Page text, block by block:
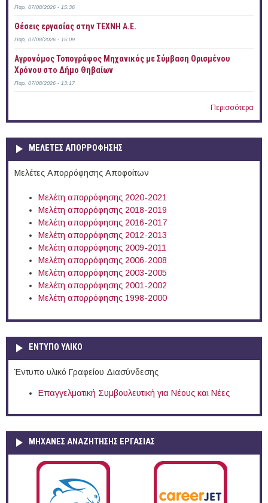
Παρ, 07/08/2026 - 15:36
Θέσεις εργασίας στην ΤΕΧΝΗ Α.Ε.
Παρ, 07/08/2026 - 15:09
Αγρονόμος Τοπογράφος Μηχανικός με Σύμβαση Ορισμένου
Χρόνου στο Δήμο Θηβαίων
Παρ, 07/08/2026 - 13:17
Περισσότερα
ΜΕΛΕΤΕΣ ΑΠΟΡΡΟΦΗΣΗΣ
Μελέτες Απορρόφησης Αποφοίτων
Μελέτη απορρόφησης 2020-2021
Μελέτη απορρόφησης 2018-2019
Μελέτη απορρόφησης 2016-2017
Μελέτη απορρόφησης 2012-2013
Μελέτη απορρόφησης 2009-2011
Μελέτη απορρόφησης 2006-2008
Μελέτη απορρόφησης 2003-2005
Μελέτη απορρόφησης 2001-2002
Μελέτη απορρόφησης 1998-2000
ΕΝΤΥΠΟ ΥΛΙΚΟ
Έντυπο υλικό Γραφείου Διασύνδεσης
Επαγγελματική Συμβουλευτική για Νέους και Νέες
ΜΗΧΑΝΕΣ ΑΝΑΖΗΤΗΣΗΣ ΕΡΓΑΣΙΑΣ